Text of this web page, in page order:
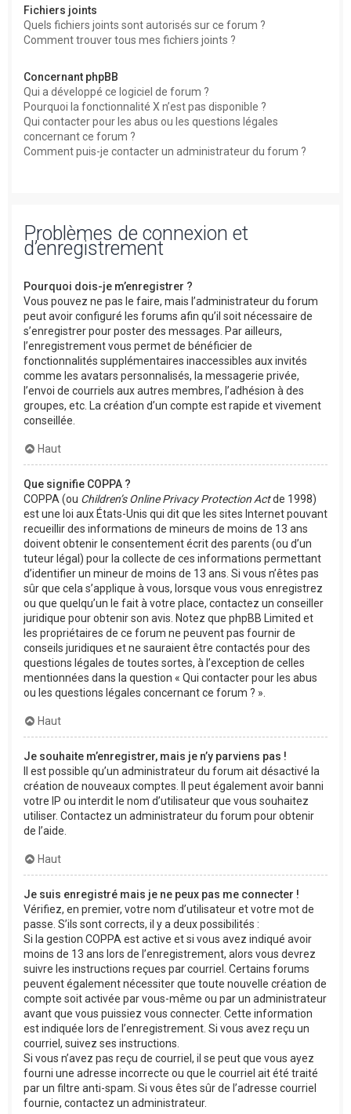
Fichiers joints
Quels fichiers joints sont autorisés sur ce forum ?
Comment trouver tous mes fichiers joints ?
Concernant phpBB
Qui a développé ce logiciel de forum ?
Pourquoi la fonctionnalité X n’est pas disponible ?
Qui contacter pour les abus ou les questions légales
concernant ce forum ?
Comment puis-je contacter un administrateur du forum ?
Problèmes de connexion et
d’enregistrement
Pourquoi dois-je m’enregistrer ?
Vous pouvez ne pas le faire, mais l’administrateur du forum
peut avoir configuré les forums afin qu’il soit nécessaire de
s’enregistrer pour poster des messages. Par ailleurs,
l’enregistrement vous permet de bénéficier de
fonctionnalités supplémentaires inaccessibles aux invités
comme les avatars personnalisés, la messagerie privée,
l’envoi de courriels aux autres membres, l’adhésion à des
groupes, etc. La création d’un compte est rapide et vivement
conseillée.
Haut
Que signifie COPPA ?
COPPA (ou Children’s Online Privacy Protection Actde 1998)
est une loi aux États-Unis qui dit que les sites Internet pouvant
recueillir des informations de mineurs de moins de 13 ans
doivent obtenir le consentement écrit des parents (ou d’un
tuteur légal) pour la collecte de ces informations permettant
d’identifier un mineur de moins de 13 ans. Si vous n’êtes pas
sûr que cela s’applique à vous, lorsque vous vous enregistrez
ou que quelqu’un le fait à votre place, contactez un conseiller
juridique pour obtenir son avis. Notez que phpBB Limited et
les propriétaires de ce forum ne peuvent pas fournir de
conseils juridiques et ne sauraient être contactés pour des
questions légales de toutes sortes, à l’exception de celles
mentionnées dans la question « Qui contacter pour les abus
ou les questions légales concernant ce forum ? ».
Haut
Je souhaite m’enregistrer, mais je n’y parviens pas !
Il est possible qu’un administrateur du forum ait désactivé la
création de nouveaux comptes. Il peut également avoir banni
votre IP ou interdit le nom d’utilisateur que vous souhaitez
utiliser. Contactez un administrateur du forum pour obtenir
de l’aide.
Haut
Je suis enregistré mais je ne peux pas me connecter !
Vérifiez, en premier, votre nom d’utilisateur et votre mot de
passe. S’ils sont corrects, il y a deux possibilités :
Si la gestion COPPA est active et si vous avez indiqué avoir
moins de 13 ans lors de l’enregistrement, alors vous devrez
suivre les instructions reçues par courriel. Certains forums
peuvent également nécessiter que toute nouvelle création de
compte soit activée par vous-même ou par un administrateur
avant que vous puissiez vous connecter. Cette information
est indiquée lors de l’enregistrement. Si vous avez reçu un
courriel, suivez ses instructions.
Si vous n’avez pas reçu de courriel, il se peut que vous ayez
fourni une adresse incorrecte ou que le courriel ait été traité
par un filtre anti-spam. Si vous êtes sûr de l’adresse courriel
fournie, contactez un administrateur.